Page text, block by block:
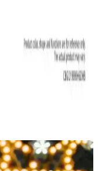
ve geniş kapsama
modern